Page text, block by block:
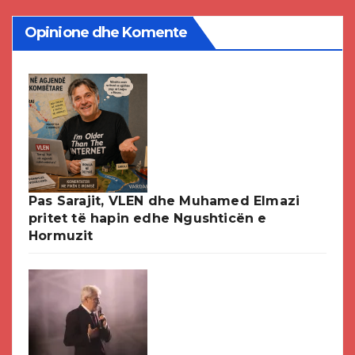
Opinione dhe Komente
Pas Sarajit, VLEN dhe Muhamed Elmazi
pritet të hapin edhe Ngushticën e
Hormuzit